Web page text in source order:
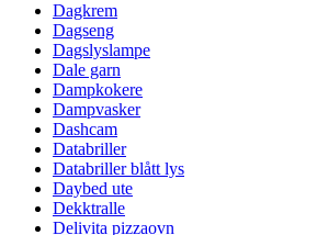
Dagkrem
Dagseng
Dagslyslampe
Dale garn
Dampkokere
Dampvasker
Dashcam
Databriller
Databriller blått lys
Daybed ute
Dekktralle
Delivita pizzaovn